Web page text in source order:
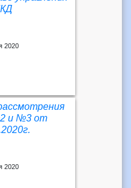
2020
и №3 от
2020